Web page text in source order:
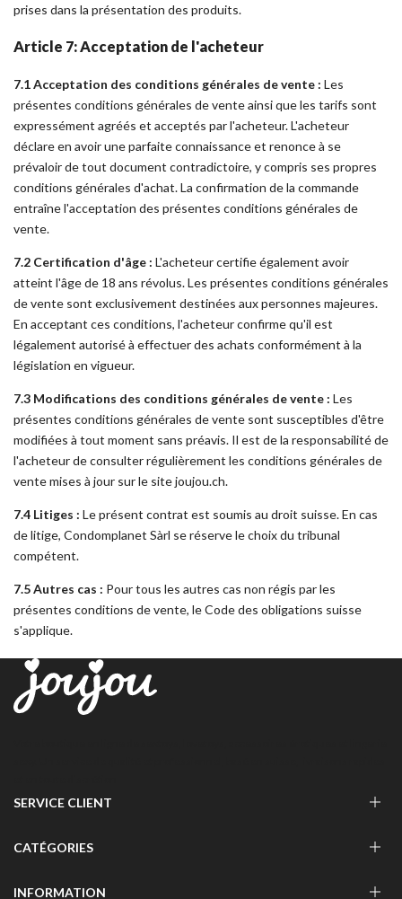
prises dans la présentation des produits.
Article 7: Acceptation de l'acheteur
7.1 Acceptation des conditions générales de vente : Les
présentes conditions générales de vente ainsi que les tarifs sont
expressément agréés et acceptés par l'acheteur. L'acheteur
déclare en avoir une parfaite connaissance et renonce à se
prévaloir de tout document contradictoire, y compris ses propres
conditions générales d'achat. La confirmation de la commande
entraîne l'acceptation des présentes conditions générales de
vente.
7.2 Certification d'âge : L'acheteur certifie également avoir
atteint l'âge de 18 ans révolus. Les présentes conditions générales
de vente sont exclusivement destinées aux personnes majeures.
En acceptant ces conditions, l'acheteur confirme qu'il est
légalement autorisé à effectuer des achats conformément à la
législation en vigueur.
7.3 Modifications des conditions générales de vente : Les
présentes conditions générales de vente sont susceptibles d'être
modifiées à tout moment sans préavis. Il est de la responsabilité de
l'acheteur de consulter régulièrement les conditions générales de
vente mises à jour sur le site joujou.ch.
7.4 Litiges : Le présent contrat est soumis au droit suisse. En cas
de litige, Condomplanet Sàrl se réserve le choix du tribunal
compétent.
7.5 Autres cas : Pour tous les autres cas non régis par les
présentes conditions de vente, le Code des obligations suisse
s'applique.
SERVICE CLIENT
VOUS AVEZ DES QUESTIONS ?
CATÉGORIES
POUR ELLE
INFORMATION